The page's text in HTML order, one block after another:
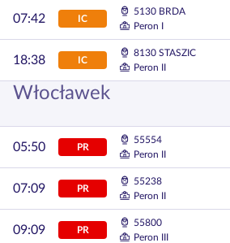
07:42 IC
5130 BRDA
Peron I
18:38 IC
8130 STASZIC
Peron II
Włocławek
05:50 PR
55554
Peron II
07:09 PR
55238
Peron II
09:09 PR
55800
Peron III